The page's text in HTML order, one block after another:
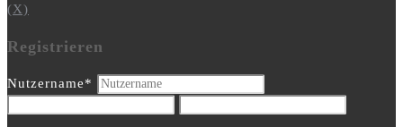
(X)
Registrieren
Nutzername*